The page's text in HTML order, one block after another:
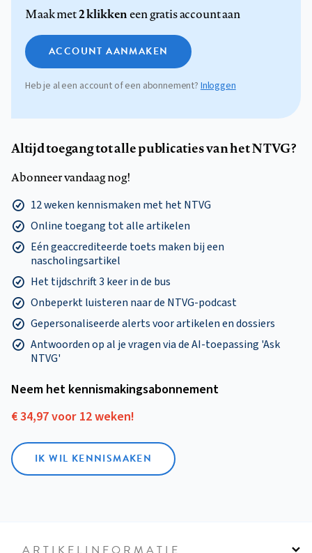
Maak met2 klikkeneen gratis account aan
ACCOUNT AANMAKEN
Heb je al een account of een abonnement? Inloggen
Altijd toegang tot alle publicaties van het NTVG?
Abonneer vandaag nog!
12 weken kennismaken met het NTVG
Online toegang tot alle artikelen
Eén geaccrediteerde toets maken bij een
nascholingsartikel
Het tijdschrift 3 keer in de bus
Onbeperkt luisteren naar de NTVG-podcast
Gepersonaliseerde alerts voor artikelen en dossiers
Antwoorden op al je vragen via de AI-toepassing 'Ask
NTVG'
Neem het kennismakings­abonnement
€ 34,97 voor 12 weken!
IK WIL KENNISMAKEN